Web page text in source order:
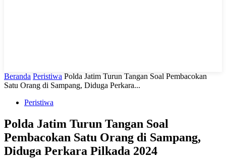
Beranda Peristiwa Polda Jatim Turun Tangan Soal Pembacokan
Satu Orang di Sampang, Diduga Perkara...
Peristiwa
Polda Jatim Turun Tangan Soal
Pembacokan Satu Orang di Sampang,
Diduga Perkara Pilkada 2024